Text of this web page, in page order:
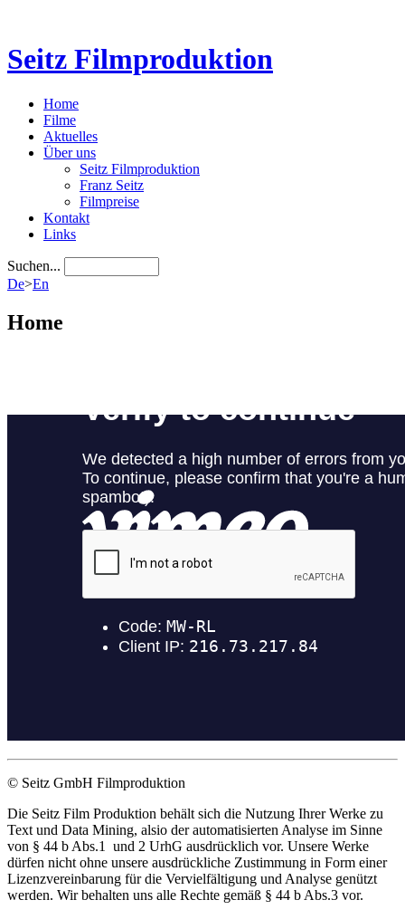
Seitz Filmproduktion
Home
Filme
Aktuelles
Über uns
Seitz Filmproduktion
Franz Seitz
Filmpreise
Kontakt
Links
Suchen...
De>En
Home
© Seitz GmbH Filmproduktion
Die Seitz Film Produktion behält sich die Nutzung Ihrer Werke zu
Text und Data Mining, alsio der automatisierten Analyse im Sinne
von § 44 b Abs.1 und 2 UrhG ausdrücklich vor. Unsere Werke
dürfen nicht ohne unsere ausdrückliche Zustimmung in Form einer
Lizenzvereinbarung für die Vervielfältigung und Analyse genützt
werden. Wir behalten uns alle Rechte gemäß § 44 b Abs.3 vor.